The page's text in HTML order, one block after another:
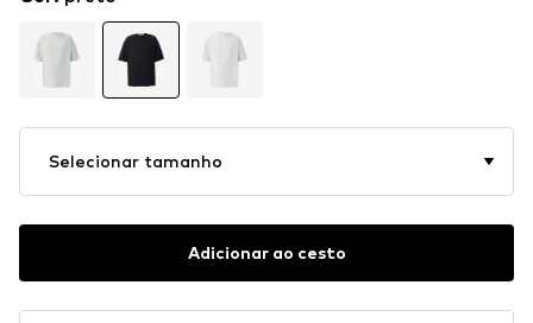
Selecionar tamanho
Adicionar ao cesto